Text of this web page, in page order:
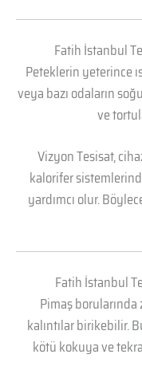
Fatih İstanbul
Peteklerin yeterince
veya bazı odaların
ve
Vizyon Tesisat,
kalorifer
yardımcı olur.
Fatih İstanbul
Pimaş
kalıntılar birikebilir.
kötü kokuya ve